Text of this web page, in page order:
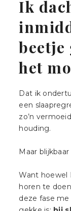
Ik
beetje
het
Dat ik
een
zo’n
houding.
Maar
Want hoewel
horen te
deze fase